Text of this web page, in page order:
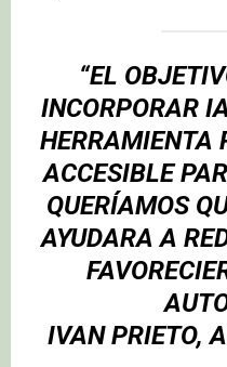
“EL
INCORPORAR
HERRAMIENTA
ACCESIBLE
QUERÍAMOS
AYUDARA A
IVAN PRIETO,